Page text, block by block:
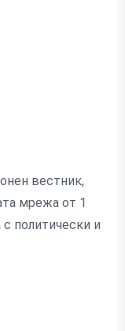
вестник,
мрежа от 1
политически и